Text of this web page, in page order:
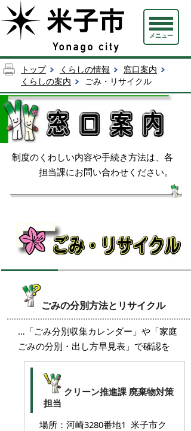
メニュー
トップ くらしの情報
窓口案内
くらしの案内
ごみ・リサイクル
制度のくわしい内容や手続き方法は、各
担当課にお問い合わせください。
ごみの分別方法とリサイクル
…「ごみ分別収集カレンダー」や「家庭
ごみの分別・出し方早見表」で確認を
クリーン推進課 廃棄物対策
担当
場所：河崎3280番地1 米子市ク